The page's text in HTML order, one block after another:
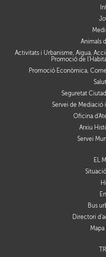
Animals
Activitats i Urbanisme, Aigua,
Promoció de
Promoció Econòmica,
Seguretat
Servei de Mediació
Oficina
Arxiu
Servei
EL
Bus
Directori